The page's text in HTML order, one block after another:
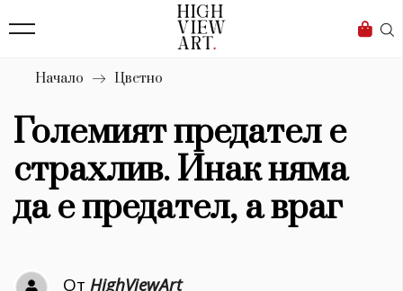
Бизнес
Мода
Dialogue
Изкуство
4339
Красота
Начало Цветно
Големият предател е
страхлив. Инак няма
да е предател, а враг
От HighViewArt